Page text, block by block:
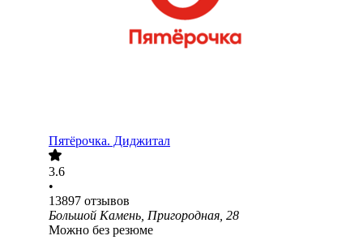
Пятёрочка. Диджитал
3.6
•
13897 отзывов
Большой Камень, Пригородная, 28
Можно без резюме